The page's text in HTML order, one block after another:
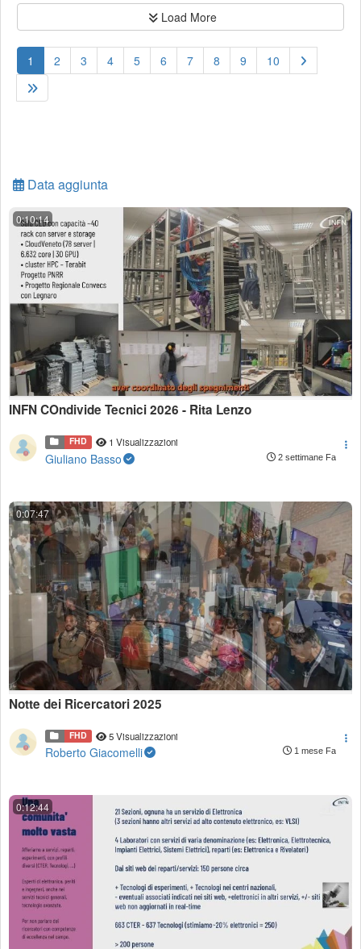
Load More
1 (current)
2 3 4 5 6 7 8 9 10
Data aggiunta
0:10:14
INFN COndivide Tecnici 2026 - Rita Lenzo
FHD 1 Visualizzazioni
Giuliano Basso 2 settimane Fa
0:07:47
Notte dei Ricercatori 2025
FHD 5 Visualizzazioni
Roberto Giacomelli 1 mese Fa
0:12:44